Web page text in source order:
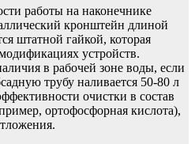
работы на наконечнике
кронштейн длиной
штатной гайкой, которая
устройств.
в рабочей зоне воды, если
трубу наливается 50-80 л
очистки в состав
ортофосфорная кислота),